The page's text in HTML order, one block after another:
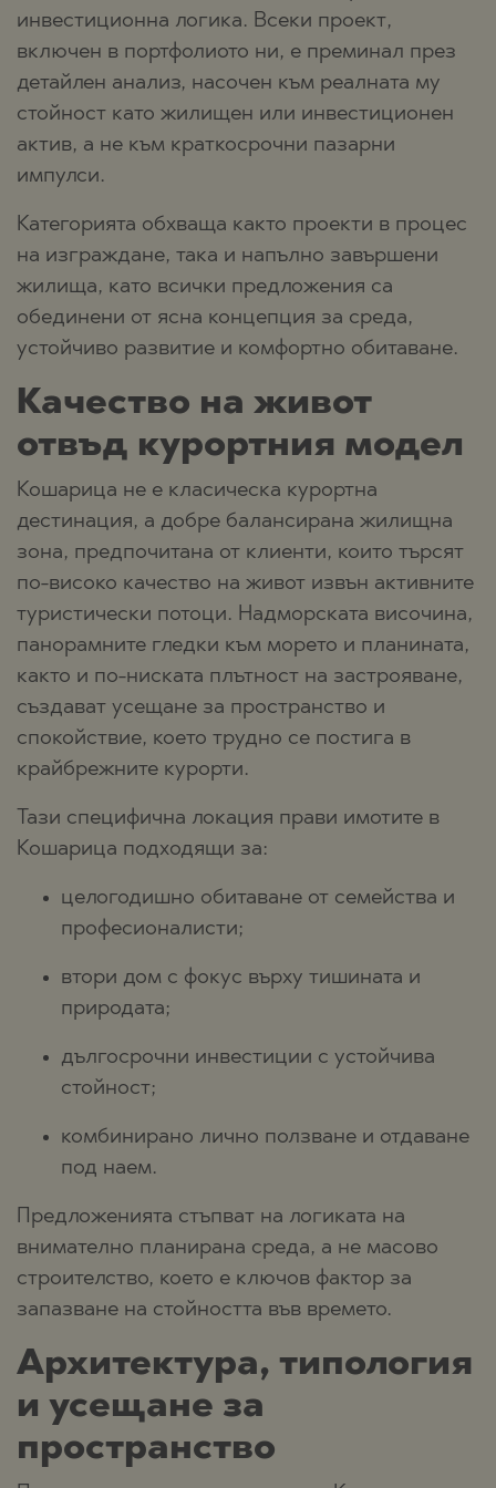
инвестиционна логика. Всеки проект,
включен в портфолиото ни, е преминал през
детайлен анализ, насочен към реалната му
стойност като жилищен или инвестиционен
актив, а не към краткосрочни пазарни
импулси.
Категорията обхваща както проекти в процес
на изграждане, така и напълно завършени
жилища, като всички предложения са
обединени от ясна концепция за среда,
устойчиво развитие и комфортно обитаване.
Качество на живот
отвъд курортния модел
Кошарица не е класическа курортна
дестинация, а добре балансирана жилищна
зона, предпочитана от клиенти, които търсят
по-високо качество на живот извън активните
туристически потоци. Надморската височина,
панорамните гледки към морето и планината,
както и по-ниската плътност на застрояване,
създават усещане за пространство и
спокойствие, което трудно се постига в
крайбрежните курорти.
Тази специфична локация прави имотите в
Кошарица подходящи за:
целогодишно обитаване от семейства и
професионалисти;
втори дом с фокус върху тишината и
природата;
дългосрочни инвестиции с устойчива
стойност;
комбинирано лично ползване и отдаване
под наем.
Предложенията стъпват на логиката на
внимателно планирана среда, а не масово
строителство, което е ключов фактор за
запазване на стойността във времето.
Архитектура, типология
и усещане за
пространство